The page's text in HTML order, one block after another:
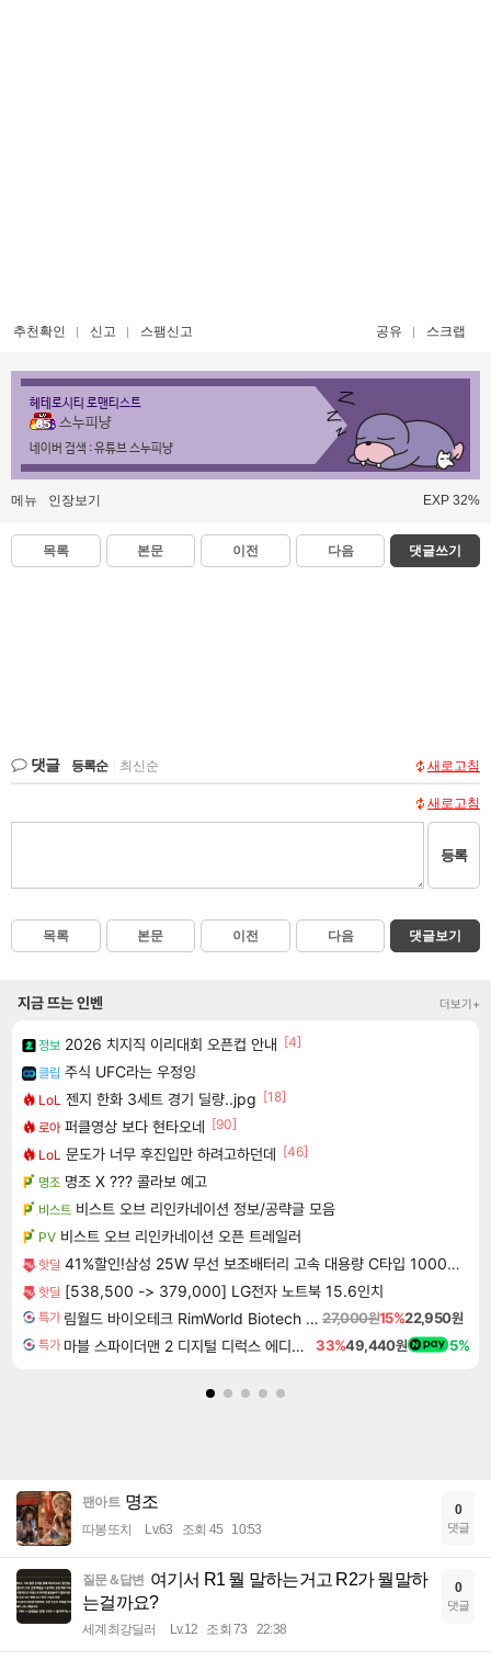
추천확인 신고 스팸신고 공유 스크랩
헤테로시티 로맨티스트
스누피냥
네이버 검색 : 유튜브 스누피냥
메뉴 인장보기 EXP 32%
목록 본문 이전 다음 댓글쓰기
댓글 등록순 최신순 새로고침
새로고침
등록
목록 본문 이전 다음 댓글보기
지금 뜨는 인벤 더보기+
정보 2026 치지직 이리대회 오픈컵 안내 [4]
클립 주식 UFC라는 우정잉
LoL 젠지 한화 3세트 경기 딜량..jpg [18]
로아 퍼클영상 보다 현타오네 [90]
LoL 문도가 너무 후진입만 하려고하던데 [46]
명조 명조 X ??? 콜라보 예고
비스트 비스트 오브 리인카네이션 정보/공략글 모음
PV 비스트 오브 리인카네이션 오픈 트레일러
핫딜 41%할인!삼성 25W 무선 보조배터리 고속 대용량 C타입 10000mAh 홀더 세트 베이지
핫딜 [538,500 -> 379,000] LG전자 노트북 15.6인치
특가 림월드 바이오테크 RimWorld Biotech DLC 27,000원15%22,950원
특가 마블 스파이더맨 2 디지털 디럭스 에디션 Marvel's Spider-Man 2 Digital Deluxe Edition 33%49,440원 5%
팬아트 명조
따봉또치 Lv.63 조회 45 10:53
0
댓글
질문＆답변 여기서 R1 뭘 말하는거고 R2가 뭘말하
는걸까요?
세계최강딜러 Lv.12 조회 73 22:38
0
댓글